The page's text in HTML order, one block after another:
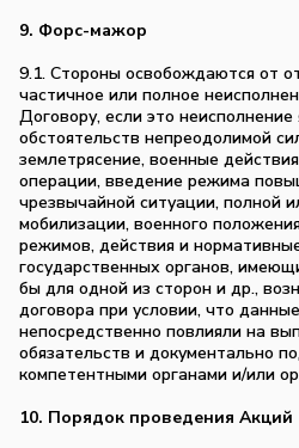
9. Форс-мажор
9.1. Стороны освобождаются от
частичное или полное
Договору, если это
обстоятельств непреодолимой
землетрясение, военные
операции, введение режима
чрезвычайной ситуации, полной
мобилизации, военного
режимов, действия и
государственных органов,
бы для одной из сторон и др.,
договора при условии, что
непосредственно повлияли на
обязательств и документально
компетентными органами и/или
10. Порядок проведения Акций